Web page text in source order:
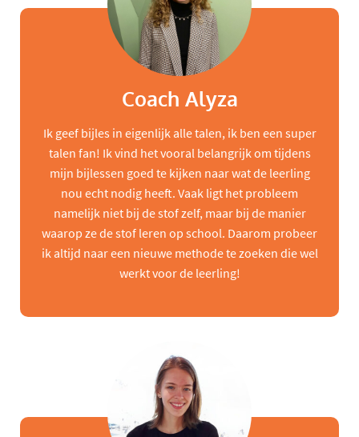
Coach Alyza
Ik geef bijles in eigenlijk alle talen, ik ben een super
talen fan! Ik vind het vooral belangrijk om tijdens
mijn bijlessen goed te kijken naar wat de leerling
nou echt nodig heeft. Vaak ligt het probleem
namelijk niet bij de stof zelf, maar bij de manier
waarop ze de stof leren op school. Daarom probeer
ik altijd naar een nieuwe methode te zoeken die wel
werkt voor de leerling!